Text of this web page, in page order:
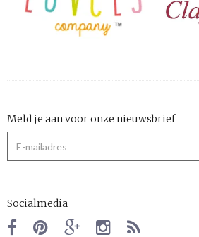
Meld je aan voor onze nieuwsbrief
Socialmedia